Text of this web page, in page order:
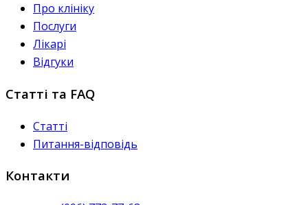
Про клініку
Послуги
Лікарі
Відгуки
Статті та FAQ
Статті
Питання-відповідь
Контакти